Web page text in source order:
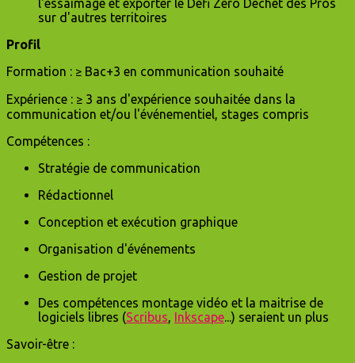
l'essaimage et exporter le Défi Zéro Déchet des Pros
sur d'autres territoires
Profil
Formation : ≥ Bac+3 en communication souhaité
Expérience : ≥ 3 ans d'expérience souhaitée dans la
communication et/ou l'événementiel, stages compris
Compétences :
Stratégie de communication
Rédactionnel
Conception et exécution graphique
Organisation d'événements
Gestion de projet
Des compétences montage vidéo et la maitrise de
logiciels libres (Scribus, Inkscape...) seraient un plus
Savoir-être :